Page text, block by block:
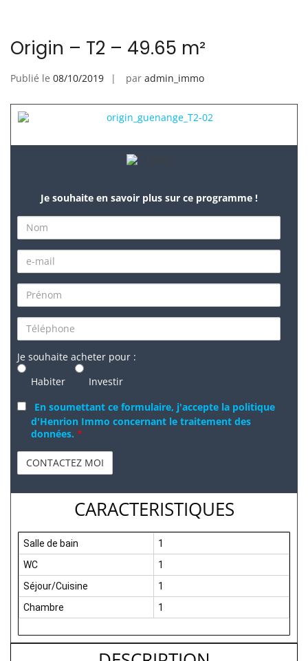
Origin – T2 – 49.65 m²
Publié le 08/10/2019 par admin_immo
Je souhaite en savoir plus sur ce programme !
Je souhaite acheter pour :
Habiter
Investir
En soumettant ce formulaire, j'accepte la politique
d'Henrion Immo concernant le traitement des
données. *
CARACTERISTIQUES
Salle de bain
1
WC
1
Séjour/Cuisine
1
Chambre
1